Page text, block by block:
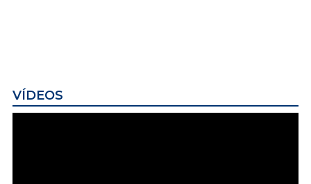
VÍDEOS